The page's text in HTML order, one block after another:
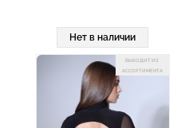
Нет в наличии
ВЫХОДИТ ИЗ
АССОРТИМЕНТА